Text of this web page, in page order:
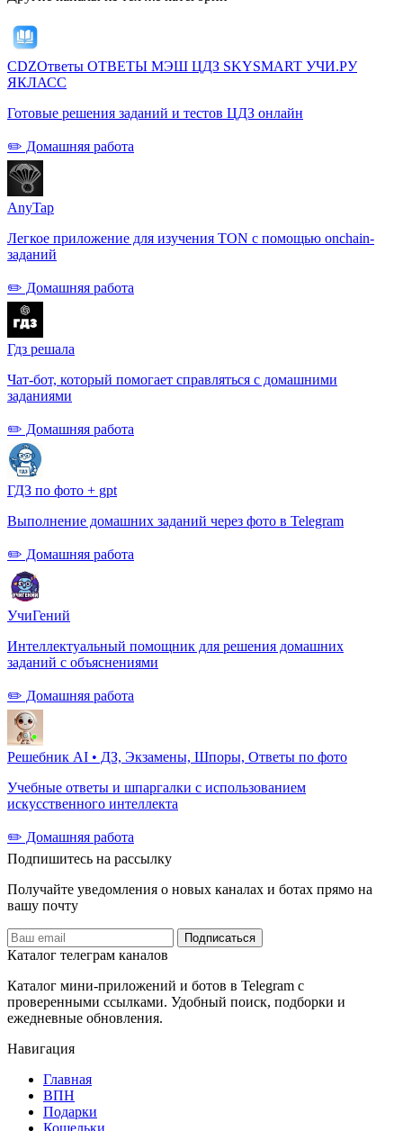
CDZОтветы ОТВЕТЫ МЭШ ЦДЗ SKYSMART УЧИ.РУ
ЯКЛАСС
Готовые решения заданий и тестов ЦДЗ онлайн
✏️ Домашняя работа
AnyTap
Легкое приложение для изучения TON с помощью onchain-
заданий
✏️ Домашняя работа
Гдз решала
Чат-бот, который помогает справляться с домашними
заданиями
✏️ Домашняя работа
ГДЗ по фото + gpt
Выполнение домашних заданий через фото в Telegram
✏️ Домашняя работа
УчиГений
Интеллектуальный помощник для решения домашних
заданий с объяснениями
✏️ Домашняя работа
Решебник AI • ДЗ, Экзамены, Шпоры, Ответы по фото
Учебные ответы и шпаргалки с использованием
искусственного интеллекта
✏️ Домашняя работа
Подпишитесь на рассылку
Получайте уведомления о новых каналах и ботаx прямо на
вашу почту
Подписаться
Каталог телеграм каналов
Каталог мини-приложений и ботов в Telegram с
проверенными ссылками. Удобный поиск, подборки и
ежедневные обновления.
Навигация
Главная
️ВПН
Подарки
Кошельки